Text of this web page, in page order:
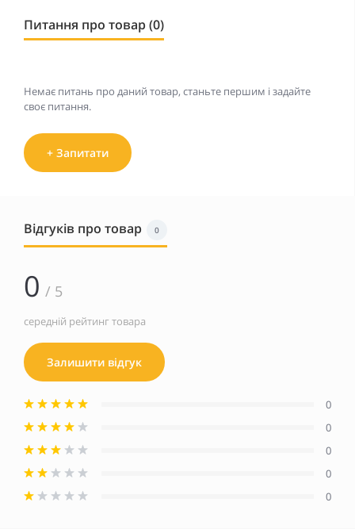
Питання про товар (0)
Немає питань про даний товар, станьте першим і задайте
своє питання.
+ Запитати
Відгуків про товар 0
0 / 5
середній рейтинг товара
Залишити відгук
0
0
0
0
0